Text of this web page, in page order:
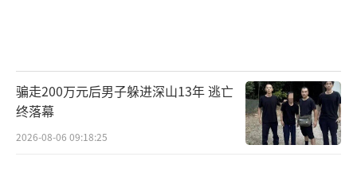
骗走200万元后男子躲进深山13年 逃亡
终落幕
2026-08-06 09:18:25